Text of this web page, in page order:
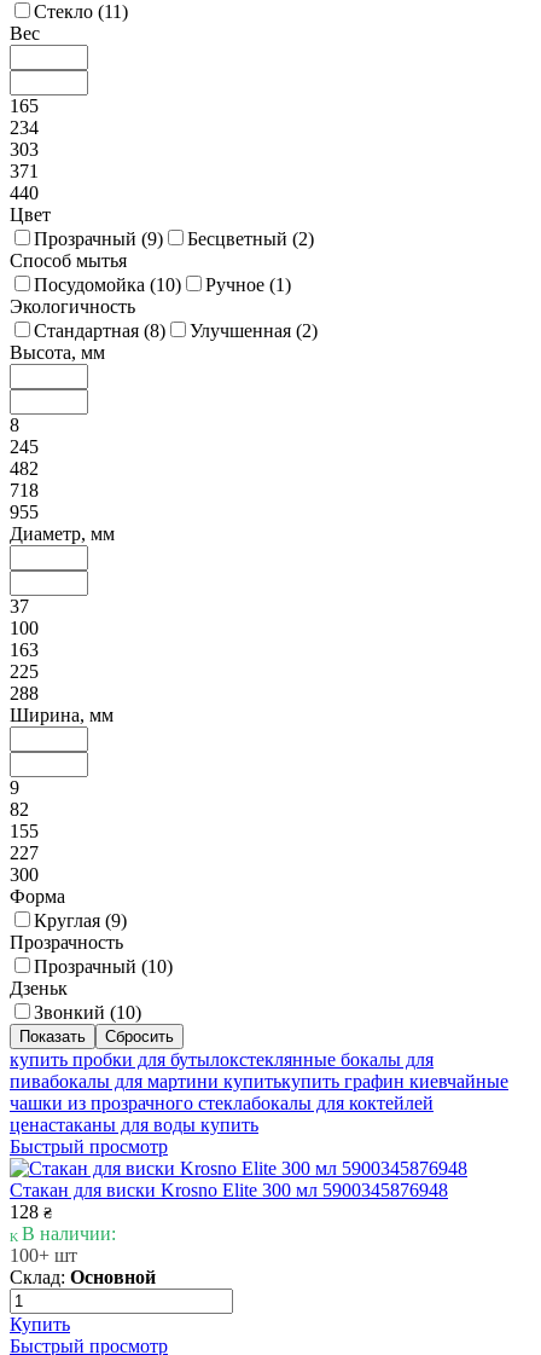
Стекло (11)
Вес
165
234
303
371
440
Цвет
Прозрачный (9) Бесцветный (2)
Способ мытья
Посудомойка (10) Ручное (1)
Экологичность
Стандартная (8) Улучшенная (2)
Высота, мм
8
245
482
718
955
Диаметр, мм
37
100
163
225
288
Ширина, мм
9
82
155
227
300
Форма
Круглая (9)
Прозрачность
Прозрачный (10)
Дзеньк
Звонкий (10)
купить пробки для бутылокстеклянные бокалы для
пивабокалы для мартини купитькупить графин киевчайные
чашки из прозрачного стеклабокалы для коктейлей
ценастаканы для воды купить
Быстрый просмотр
Стакан для виски Krosno Elite 300 мл 5900345876948
128 ₴
В наличии:
100+ шт
Склад: Основной
Купить
Быстрый просмотр